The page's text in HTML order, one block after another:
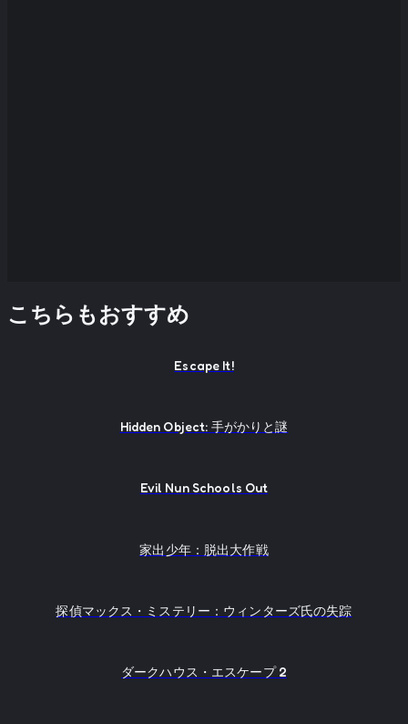
こちらもおすすめ
Escape It!
Hidden Object: 手がかりと謎
Evil Nun Schools Out
家出少年：脱出大作戦
探偵マックス・ミステリー：ウィンターズ氏の失踪
ダークハウス・エスケープ 2